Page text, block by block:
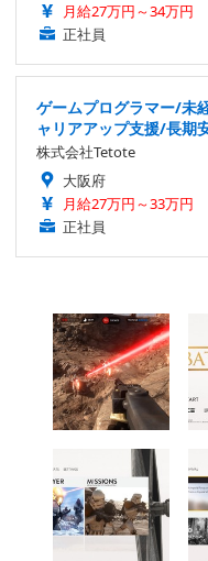
月給27万円～34万円
正社員
ゲームプログラマー/未
ャリアアップ支援/長期
株式会社Tetote
大阪府
月給27万円～33万円
正社員